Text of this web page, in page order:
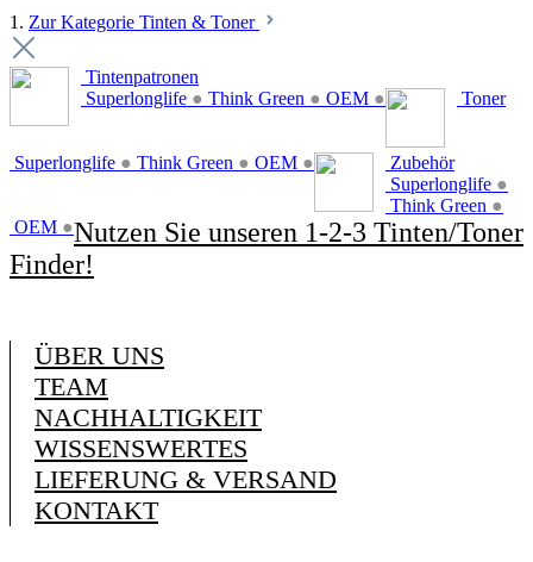
1. Zur Kategorie Tinten & Toner
Tintenpatronen
Superlonglife ● Think Green ● OEM ● Toner
Superlonglife ● Think Green ● OEM ●
Zubehör
Superlonglife ●
Think Green ●
OEM ●Nutzen Sie unseren 1-2-3 Tinten/Toner
Finder!
ÜBER UNS
TEAM
NACHHALTIGKEIT
WISSENSWERTES
LIEFERUNG & VERSAND
KONTAKT